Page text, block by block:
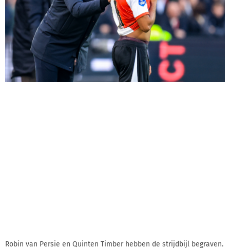
Robin van Persie en Quinten Timber hebben de strijdbijl begraven.